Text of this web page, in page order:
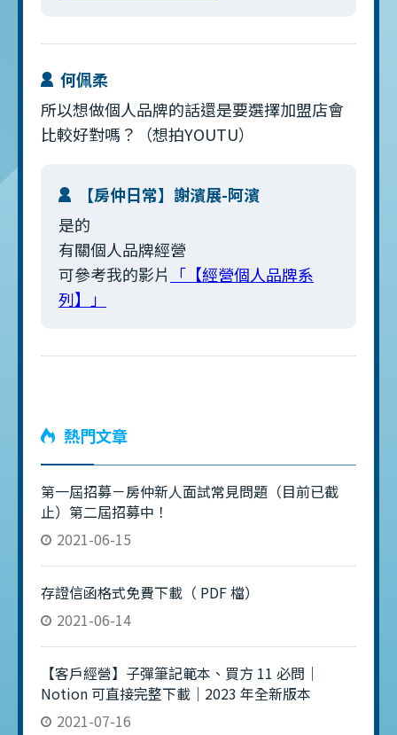
何佩柔
所以想做個人品牌的話還是要選擇加盟店會
比較好對嗎？（想拍YOUTU）
【房仲日常】謝濱展-阿濱
是的
有關個人品牌經營
可參考我的影片 「【經營個人品牌系
列】」
熱門文章
第一屆招募－房仲新人面試常見問題（目前已截
止）第二屆招募中！
2021-06-15
存證信函格式免費下載（ PDF 檔）
2021-06-14
【客戶經營】子彈筆記範本、買方 11 必問｜
Notion 可直接完整下載｜2023 年全新版本
2021-07-16